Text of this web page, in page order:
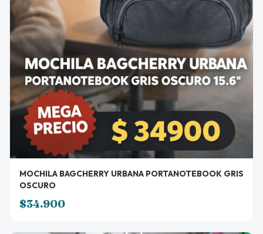
MOCHILA BAGCHERRY URBANA PORTANOTEBOOK GRIS
OSCURO
$34.900